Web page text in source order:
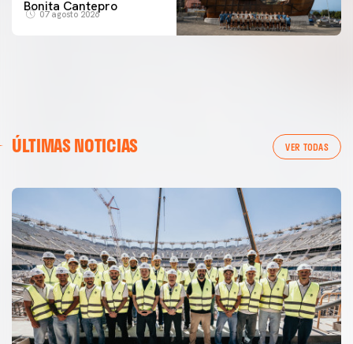
Bonita Cantepro
07 agosto 2026
ÚLTIMAS NOTICIAS VER TODAS